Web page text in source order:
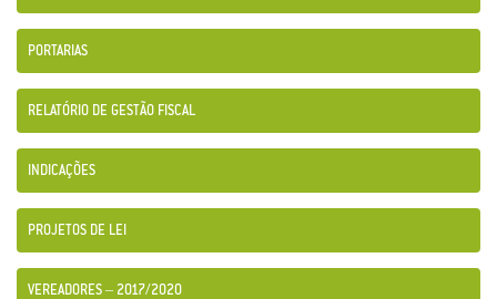
PORTARIAS
RELATÓRIO DE GESTÃO FISCAL
INDICAÇÕES
PROJETOS DE LEI
VEREADORES – 2017/2020